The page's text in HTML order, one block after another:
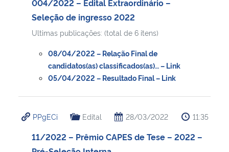
004/2022 – Edital Extraordinário –
Seleção de ingresso 2022
Ultimas publicações: (total de 6 itens)
08/04/2022 – Relação Final de
candidatos(as) classificados(as)… – Link
05/04/2022 – Resultado Final – Link
PPgECi Edital 28/03/2022 11:35
11/2022 – Prêmio CAPES de Tese – 2022 –